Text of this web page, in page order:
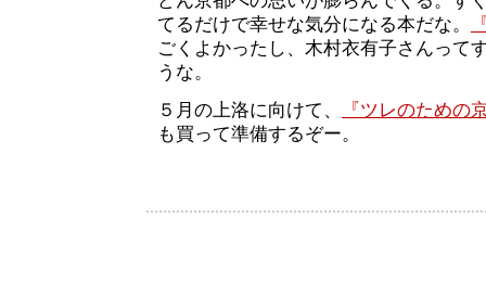
てるだけで幸せな気分になる本だな。
ごくよかったし、木村衣有子さんって
うな。
５月の上洛に向けて、
『ツレのための
も買って準備するぞー。